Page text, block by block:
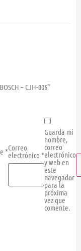
– CJH-006”
*Correo
electrónico *
Guarda mi
nombre,
correo
electrónico
y web en
este
navegador
para la
próxima
vez que
comente.